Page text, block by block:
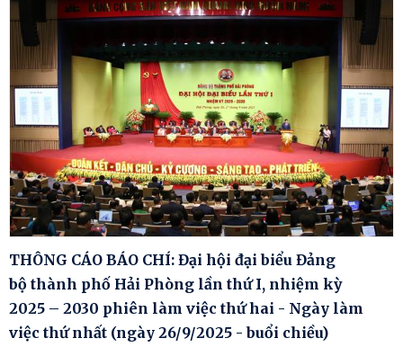
THÔNG CÁO BÁO CHÍ: Đại hội đại biểu Đảng
bộ thành phố Hải Phòng lần thứ I, nhiệm kỳ
2025 – 2030 phiên làm việc thứ hai - Ngày làm
việc thứ nhất (ngày 26/9/2025 - buổi chiều)